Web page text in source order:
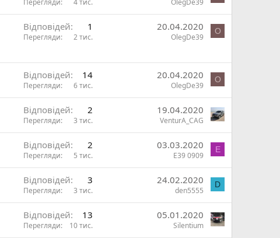
Перегляди 4 тис. OlegDe39
Відповідей 1
Перегляди 2 тис.
20.04.2020
OlegDe39
O
Відповідей 14
Перегляди 6 тис.
20.04.2020
OlegDe39
O
Відповідей 2
Перегляди 3 тис.
19.04.2020
VenturA_CAG
Відповідей 2
Перегляди 5 тис.
03.03.2020
Е39 0909
Е
Відповідей 3
Перегляди 3 тис.
24.02.2020
den5555
D
Відповідей 13
Перегляди 10 тис.
05.01.2020
Silentium